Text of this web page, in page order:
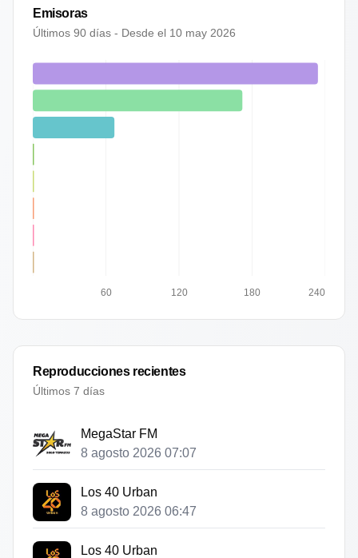
Emisoras
Últimos 90 días - Desde el 10 may 2026
60 120 180 240
Reproducciones recientes
Últimos 7 días
MegaStar FM
8 agosto 2026 07:07
Los 40 Urban
8 agosto 2026 06:47
Los 40 Urban